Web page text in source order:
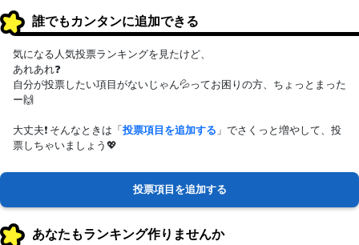
誰でもカンタンに追加できる
気になる人気投票ランキングを見たけど、
あれあれ❓
自分が投票したい項目がないじゃん💦ってお困りの方、ちょっとまった
ー🙌
大丈夫❗ そんなときは「投票項目を追加する 」でさくっと増やして、投
票しちゃいましょう💖
投票項目を追加する
あなたもランキング作りませんか